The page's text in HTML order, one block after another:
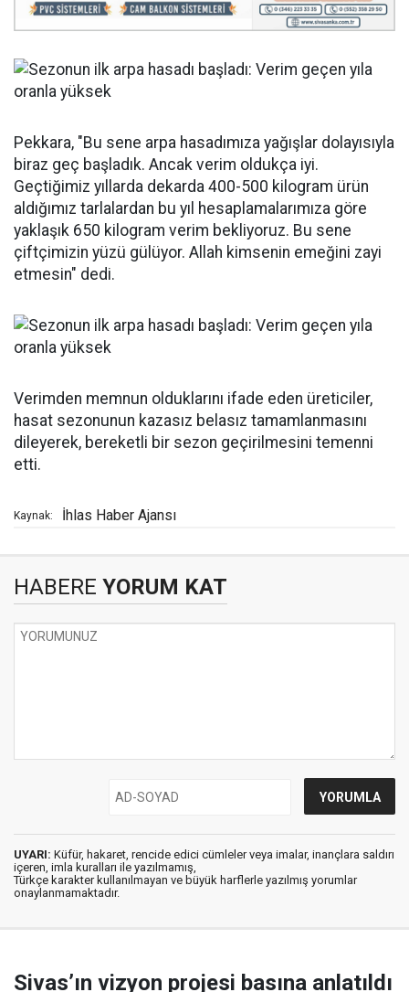
Pekkara, "Bu sene arpa hasadımıza yağışlar dolayısıyla
biraz geç başladık. Ancak verim oldukça iyi.
Geçtiğimiz yıllarda dekarda 400-500 kilogram ürün
aldığımız tarlalardan bu yıl hesaplamalarımıza göre
yaklaşık 650 kilogram verim bekliyoruz. Bu sene
çiftçimizin yüzü gülüyor. Allah kimsenin emeğini zayi
etmesin" dedi.
Verimden memnun olduklarını ifade eden üreticiler,
hasat sezonunun kazasız belasız tamamlanmasını
dileyerek, bereketli bir sezon geçirilmesini temenni
etti.
Kaynak: İhlas Haber Ajansı
HABERE YORUM KAT
UYARI: Küfür, hakaret, rencide edici cümleler veya imalar, inançlara saldırı
içeren, imla kuralları ile yazılmamış,
Türkçe karakter kullanılmayan ve büyük harflerle yazılmış yorumlar
onaylanmamaktadır.
Sivas’ın vizyon projesi basına anlatıldı